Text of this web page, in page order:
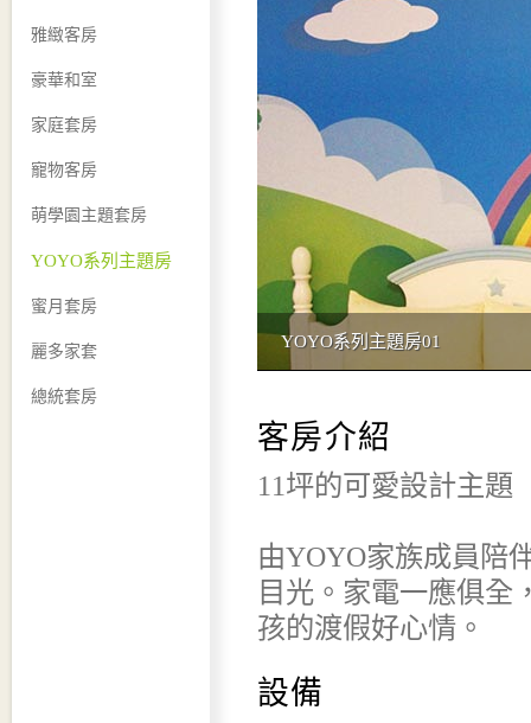
雅緻客房
豪華和室
家庭套房
寵物客房
萌學園主題套房
YOYO系列主題房
蜜月套房
麗多家套
總統套房
YOYO系列主題房01
客房介紹
11坪的可愛設計主題
由YOYO家族成員陪
目光。家電一應俱全
孩的渡假好心情。
設備